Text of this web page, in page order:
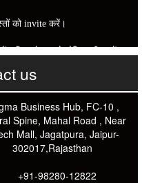
को invite करें।
जिस से आप के दैनिक जीवन में
लेनी हो तो कम से कम एक बार
के तरीके।
us
Business Hub, FC-10 ,
Spine, Mahal Road , Near
Mall, Jagatpura, Jaipur-
302017,Rajasthan
+91-98280-12822